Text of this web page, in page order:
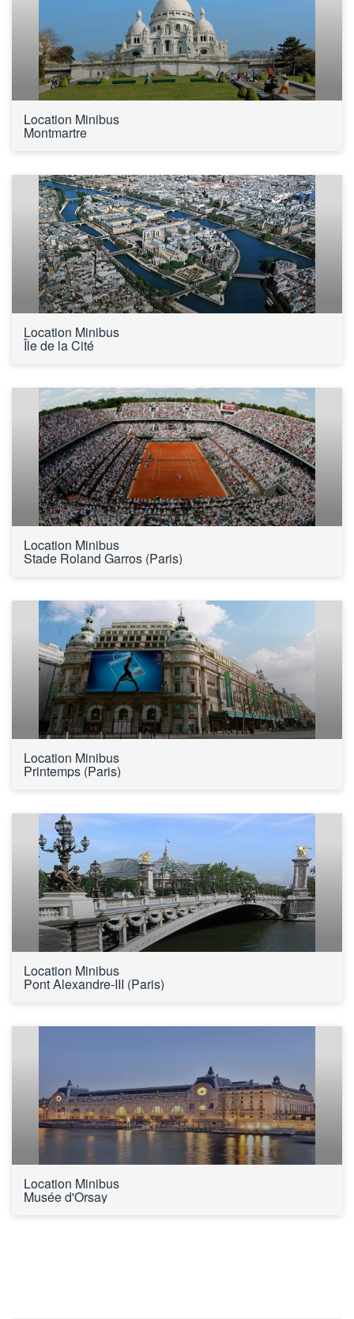
Location Minibus
Montmartre
Location Minibus
Île de la Cité
Location Minibus
Stade Roland Garros (Paris)
Location Minibus
Printemps (Paris)
Location Minibus
Pont Alexandre-III (Paris)
Location Minibus
Musée d'Orsay